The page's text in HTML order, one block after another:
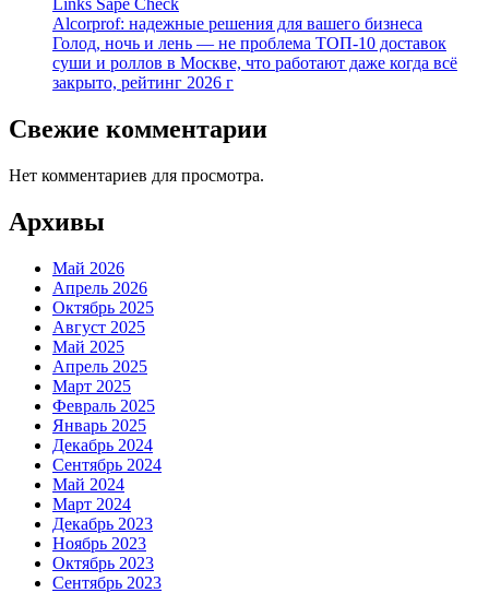
Links Sape Check
Alcorprof: надежные решения для вашего бизнеса
Голод, ночь и лень — не проблема ТОП-10 доставок
суши и роллов в Москве, что работают даже когда всё
закрыто, рейтинг 2026 г
Свежие комментарии
Нет комментариев для просмотра.
Архивы
Май 2026
Апрель 2026
Октябрь 2025
Август 2025
Май 2025
Апрель 2025
Март 2025
Февраль 2025
Январь 2025
Декабрь 2024
Сентябрь 2024
Май 2024
Март 2024
Декабрь 2023
Ноябрь 2023
Октябрь 2023
Сентябрь 2023